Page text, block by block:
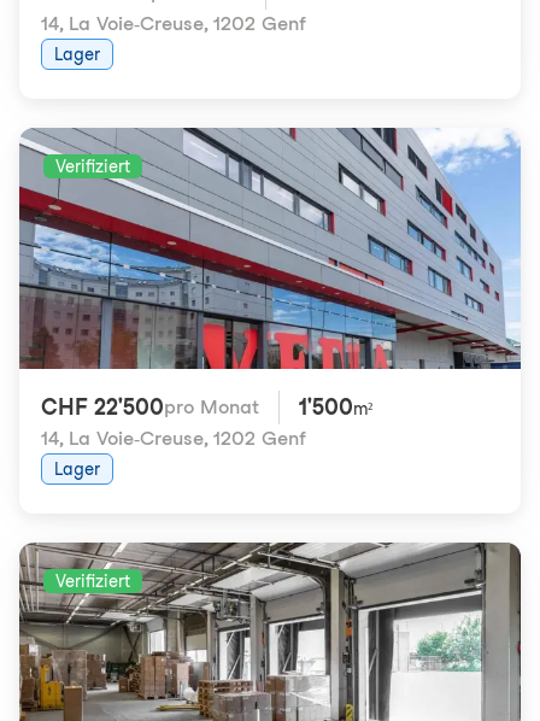
14, La Voie-Creuse, 1202 Genf
Lager
Verifiziert
CHF 22'500pro Monat 1'500m²
14, La Voie-Creuse, 1202 Genf
Lager
Verifiziert